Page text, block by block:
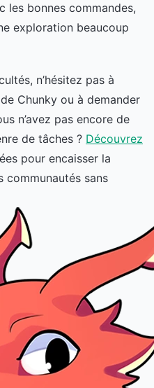
les bonnes commandes,
exploration beaucoup
n’hésitez pas à
Chunky ou à demander
n’avez pas encore de
de tâches ? Découvrez
pour encaisser la
communautés sans